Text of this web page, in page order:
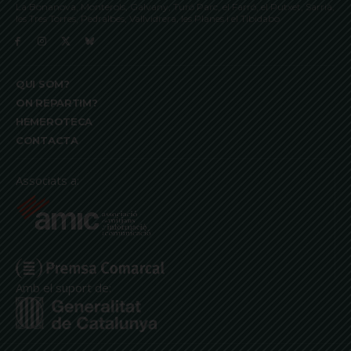
La Bonanova, Monterols, Galvany, Turó Parc, el Farró, el Putxet, Sarrià,
les Tres Torres, Pedralbes, Vallvidrera, les Planes i el Tibidabo
QUI SOM?
ON REPARTIM?
HEMEROTECA
CONTACTA
Associats a:
Amb el suport de: